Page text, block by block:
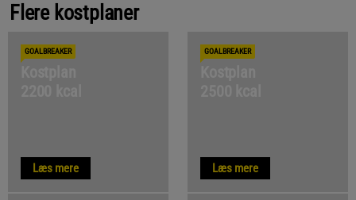
Flere kostplaner
GOALBREAKER
Læs mere
GOALBREAKER
Læs mere